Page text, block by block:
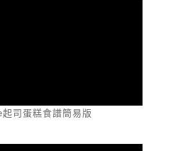
司蛋糕食譜簡易版